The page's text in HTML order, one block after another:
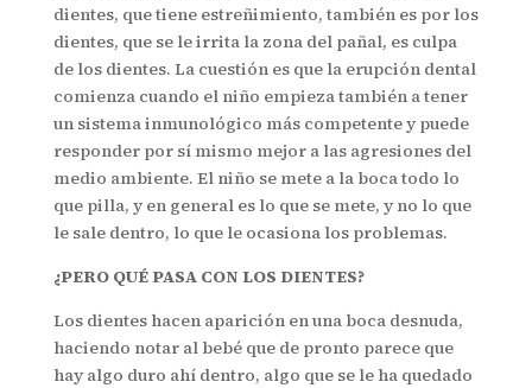
dientes, que tiene estreñimiento, también es por los
dientes, que se le irrita la zona del pañal, es culpa
de los dientes. La cuestión es que la erupción dental
comienza cuando el niño empieza también a tener
un sistema inmunológico más competente y puede
responder por sí mismo mejor a las agresiones del
medio ambiente. El niño se mete a la boca todo lo
que pilla, y en general es lo que se mete, y no lo que
le sale dentro, lo que le ocasiona los problemas.
¿PERO QUÉ PASA CON LOS DIENTES?
Los dientes hacen aparición en una boca desnuda,
haciendo notar al bebé que de pronto parece que
hay algo duro ahí dentro, algo que se le ha quedado